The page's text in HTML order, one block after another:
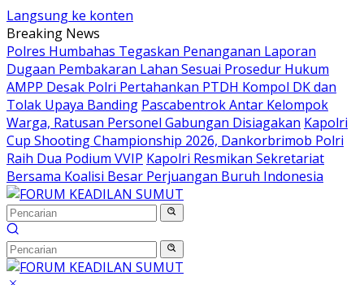
Langsung ke konten
Breaking News
Polres Humbahas Tegaskan Penanganan Laporan
Dugaan Pembakaran Lahan Sesuai Prosedur Hukum
AMPP Desak Polri Pertahankan PTDH Kompol DK dan
Tolak Upaya Banding Pascabentrok Antar Kelompok
Warga, Ratusan Personel Gabungan Disiagakan Kapolri
Cup Shooting Championship 2026, Dankorbrimob Polri
Raih Dua Podium VVIP Kapolri Resmikan Sekretariat
Bersama Koalisi Besar Perjuangan Buruh Indonesia